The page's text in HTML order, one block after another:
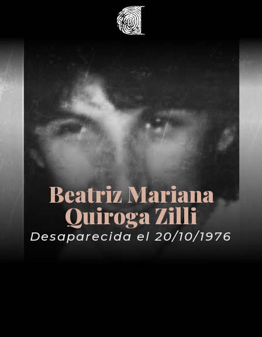
Beatriz Mariana
Quiroga Zilli
Desaparecida el 20/10/1976